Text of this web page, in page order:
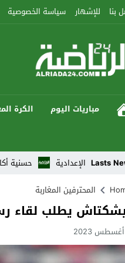
بنا للإشهار سياسة الخصوصية
مباريات اليوم الكرة
Lasts حسنية أكادير يواجه
المحترفين المغاربة
يطلب لقاء